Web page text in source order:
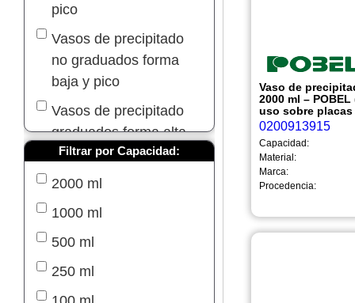
pico
Vasos de precipitado
no graduados forma
baja y pico
Vasos de precipitado
graduados forma alta
Vasos para valoración
Vasos de Precipitado
Griffin
Vasos de precipitado
forma baja y pico
Vasos de precipitado
Filtrar por Capacidad:
2000 ml
1000 ml
500 ml
250 ml
Vaso de
2000 ml –
uso sobre
0200913915
Capacidad:
Material:
Marca:
Procedencia: